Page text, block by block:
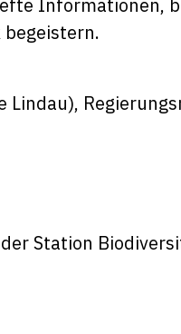
Informationen,
begeistern.
Lindau),
Station